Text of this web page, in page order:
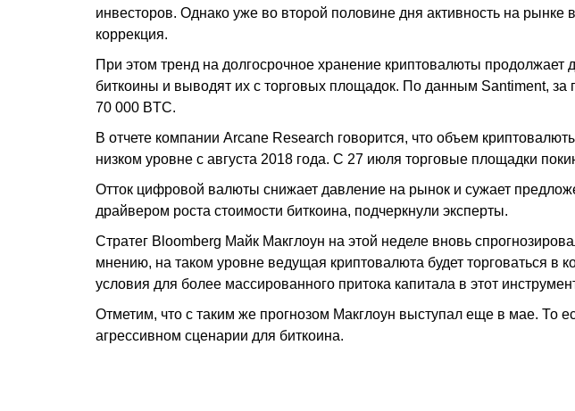
инвесторов. Однако уже во второй половине дня активность на рынке
коррекция.
При этом тренд на долгосрочное хранение криптовалюты продолжает
биткоины и выводят их с торговых площадок. По данным Santiment,
70 000 BTC.
В отчете компании Arcane Research говорится, что объем
низком уровне с августа 2018 года. С 27 июля торговые площадки
Отток цифровой валюты снижает давление на рынок и сужает
драйвером роста стоимости биткоина, подчеркнули эксперты.
Стратег Bloomberg Майк Макглоун на этой неделе вновь
мнению, на таком уровне ведущая криптовалюта будет торговаться в
условия для более массированного притока капитала в этот
Отметим, что с таким же прогнозом Макглоун выступал еще в мае. То
агрессивном сценарии для биткоина.